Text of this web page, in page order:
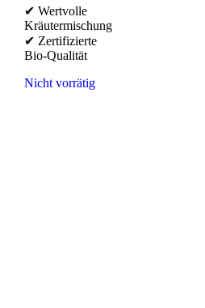
✔ Wertvolle
Kräutermischung
✔ Zertifizierte
Bio-Qualität
Nicht vorrätig